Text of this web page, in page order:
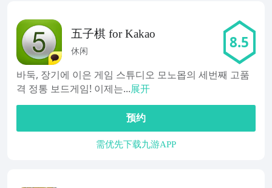
五子棋 for Kakao
休闲 8.5
바둑, 장기에 이은 게임 스튜디오 모노몹의 세번째 고품
격 정통 보드게임! 이제는...展开
预约
需优先下载九游APP